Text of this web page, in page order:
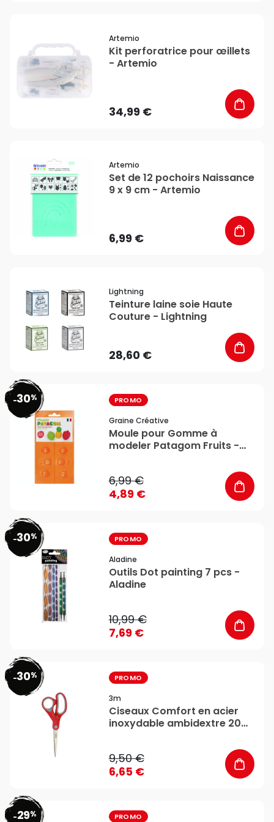
Artemio
Kit perforatrice pour œillets
- Artemio
34,99 €
Artemio
Set de 12 pochoirs Naissance
9 x 9 cm - Artemio
6,99 €
Lightning
Teinture laine soie Haute
Couture - Lightning
28,60 €
-30% PROMO
Graine Créative
Moule pour Gomme à
modeler Patagom Fruits -
6,99 €
4,89 €
-30% PROMO
Aladine
Outils Dot painting 7 pcs -
Aladine
10,99 €
7,69 €
-30% PROMO
3m
Ciseaux Comfort en acier
inoxydable ambidextre 20
9,50 €
6,65 €
-29% PROMO